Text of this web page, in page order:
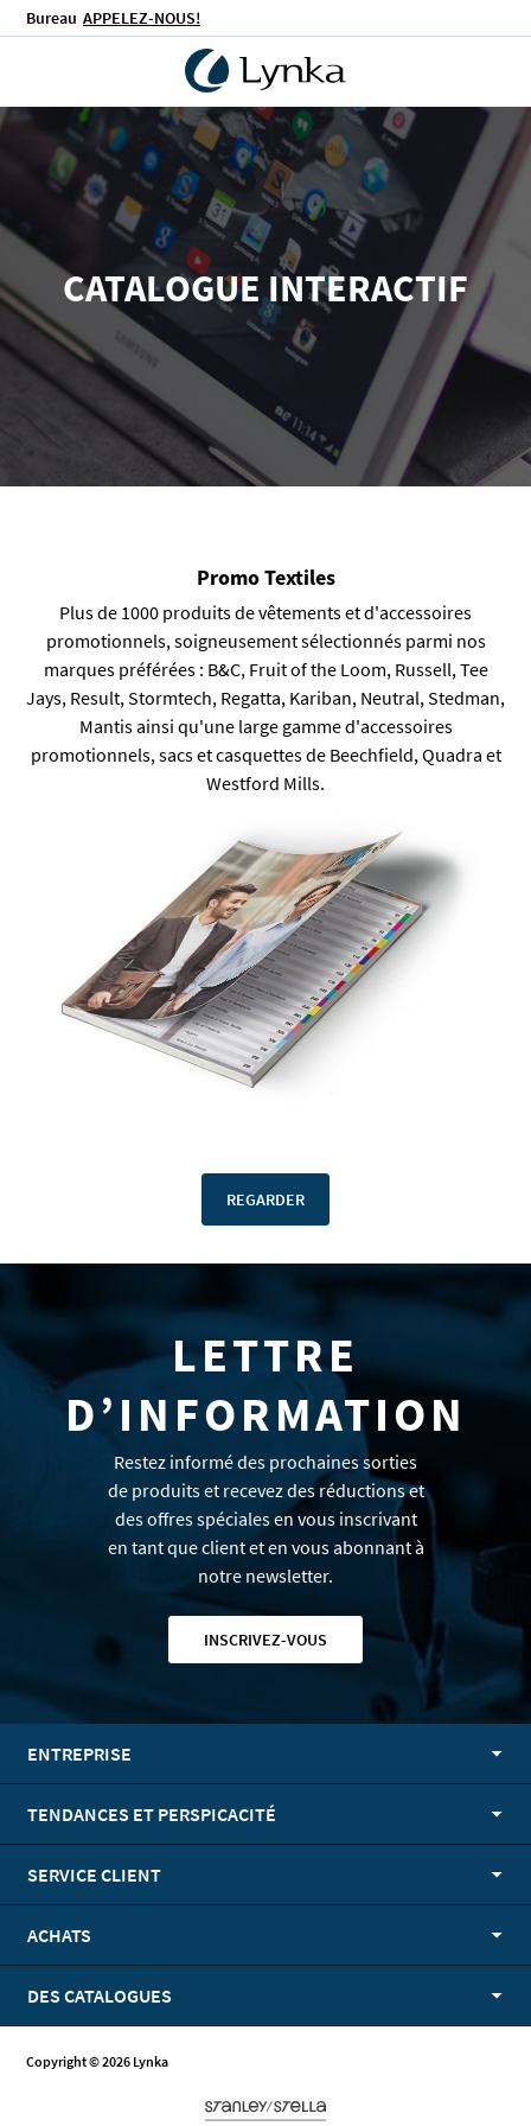
Bureau APPELEZ-NOUS!
CATALOGUE INTERACTIF
Promo Textiles
Plus de 1000 produits de vêtements et d'accessoires
promotionnels, soigneusement sélectionnés parmi nos
marques préférées : B&C, Fruit of the Loom, Russell, Tee
Jays, Result, Stormtech, Regatta, Kariban, Neutral, Stedman,
Mantis ainsi qu'une large gamme d'accessoires
promotionnels, sacs et casquettes de Beechfield, Quadra et
Westford Mills.
REGARDER
LETTRE
D’INFORMATION
Restez informé des prochaines sorties
de produits et recevez des réductions et
des offres spéciales en vous inscrivant
en tant que client et en vous abonnant à
notre newsletter.
INSCRIVEZ-VOUS
ENTREPRISE
TENDANCES ET PERSPICACITÉ
SERVICE CLIENT
ACHATS
DES CATALOGUES
Copyright © 2026 Lynka